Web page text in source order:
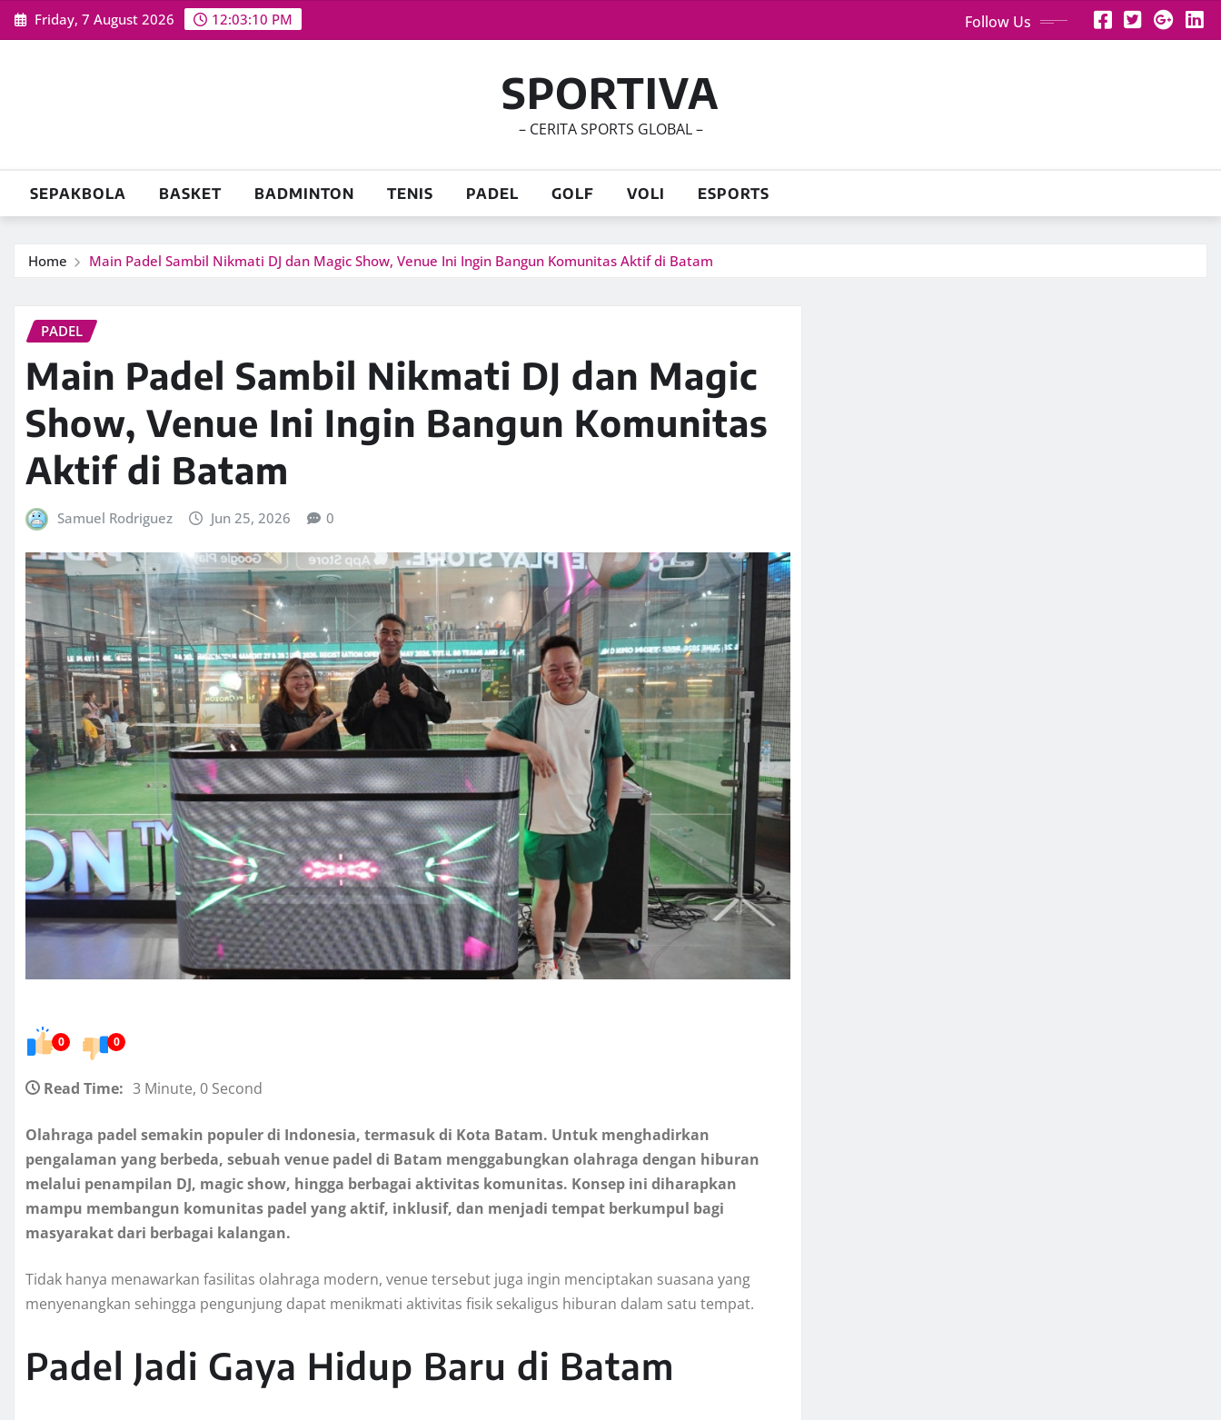
Skip
to
Friday, 7 August 2026 12:03:11 PM Follow Us
SPORTIVA
– CERITA SPORTS GLOBAL –
SEPAKBOLA BASKET BADMINTON TENIS PADEL GOLF VOLI ESPORTS
Home Main Padel Sambil Nikmati DJ dan Magic Show, Venue Ini Ingin Bangun Komunitas Aktif di Batam
PADEL
Main Padel Sambil Nikmati DJ dan Magic
Show, Venue Ini Ingin Bangun Komunitas
Aktif di Batam
Samuel Rodriguez Jun 25, 2026 0
0 0
Read Time: 3 Minute, 0 Second
Olahraga padel semakin populer di Indonesia, termasuk di Kota Batam. Untuk menghadirkan
pengalaman yang berbeda, sebuah venue padel di Batam menggabungkan olahraga dengan hiburan
melalui penampilan DJ, magic show, hingga berbagai aktivitas komunitas. Konsep ini diharapkan
mampu membangun komunitas padel yang aktif, inklusif, dan menjadi tempat berkumpul bagi
masyarakat dari berbagai kalangan.
Tidak hanya menawarkan fasilitas olahraga modern, venue tersebut juga ingin menciptakan suasana yang
menyenangkan sehingga pengunjung dapat menikmati aktivitas fisik sekaligus hiburan dalam satu tempat.
Padel Jadi Gaya Hidup Baru di Batam